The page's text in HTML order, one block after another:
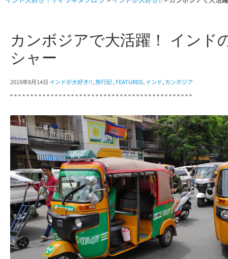
カンボジアで大活躍！ インド
シャー
2019年8月14日 インドが大好き!!,旅行記, FEATURED, インド, カンボジア